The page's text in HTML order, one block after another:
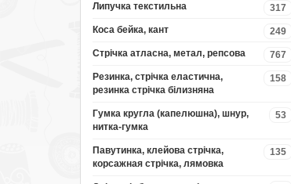
317
Липучка текстильна
249
Коса бейка, кант
767
Стрічка атласна, метал, репсова
158
Резинка, стрічка еластична,
резинка стрічка білизняна
53
Гумка кругла (капелюшна), шнур,
нитка-гумка
135
Павутинка, клейова стрічка,
корсажная стрічка, лямовка